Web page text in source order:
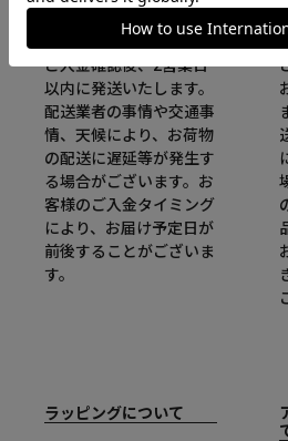
配送日について
ご入金確認後、2営業日
以内に発送いたします。
配送業者の事情や交通事
情、天候により、お荷物
の配送に遅延等が発生す
る場合がございます。お
客様のご入金タイミング
により、お届け予定日が
前後することがございま
す。
ラッピングについて